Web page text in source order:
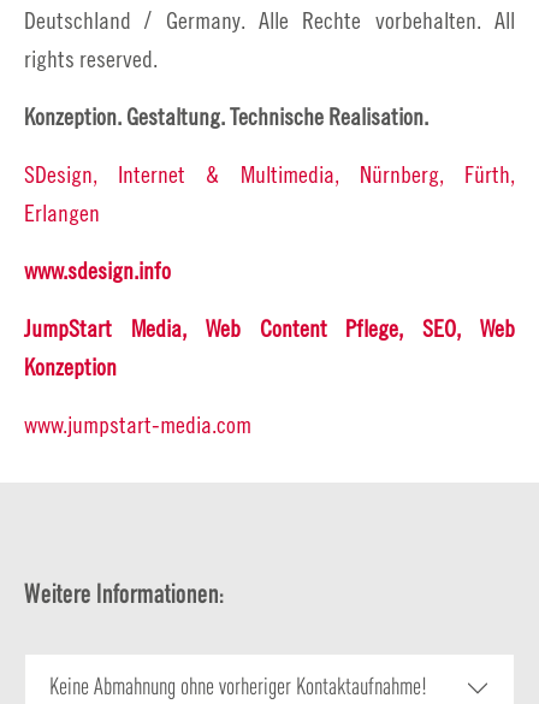
Deutschland / Germany. Alle Rechte vorbehalten. All
rights reserved.
Konzeption. Gestaltung. Technische Realisation.
SDesign, Internet & Multimedia, Nürnberg, Fürth,
Erlangen
www.sdesign.info
JumpStart Media, Web Content Pflege, SEO, Web
Konzeption
www.jumpstart-media.com
Weitere Informationen:
Keine Abmahnung ohne vorheriger Kontaktaufnahme!